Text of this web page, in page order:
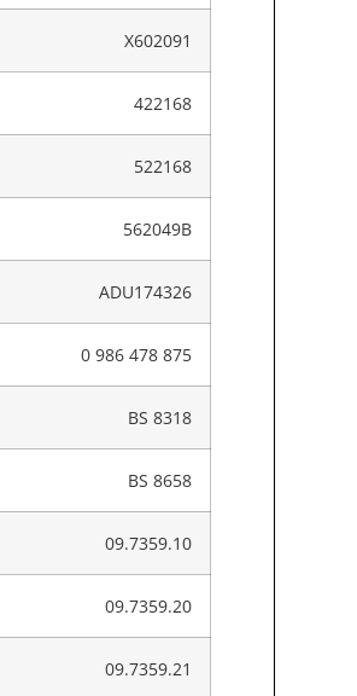
X602091
422168
522168
562049B
ADU174326
0 986 478 875
BS 8318
BS 8658
09.7359.10
09.7359.20
09.7359.21